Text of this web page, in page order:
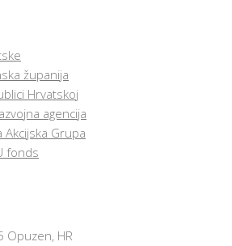
županija
Hrvatskoj
agencija
Akcijska Grupa
fonds
Opuzen, HR